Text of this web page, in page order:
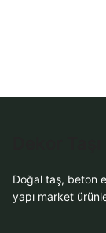
Doğal taş, beton
yapı market